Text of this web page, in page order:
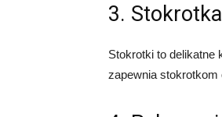
3. Stokrotka
Stokrotki to delikatne
zapewnia stokrotkom